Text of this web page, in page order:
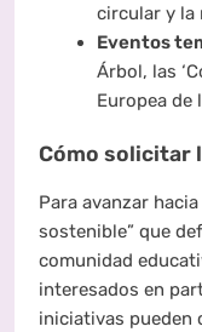
circular y la
Eventos
Árbol, las
Europea de
Cómo solicitar
Para avanzar
sostenible” que
comunidad
interesados en
iniciativas pueden